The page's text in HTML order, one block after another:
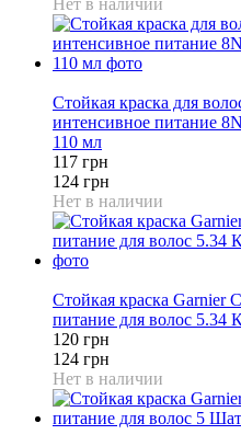
Стойкая краска для
интенсивное питание
110 мл
117 грн
124 грн
Нет в наличии
Стойкая краска Garnier
питание для волос 5.34
120 грн
124 грн
Нет в наличии